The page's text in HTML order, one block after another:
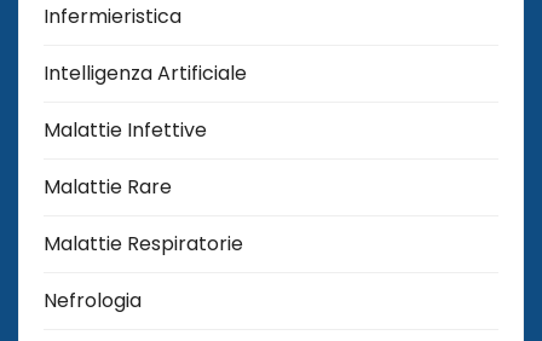
Infermieristica
Intelligenza Artificiale
Malattie Infettive
Malattie Rare
Malattie Respiratorie
Nefrologia